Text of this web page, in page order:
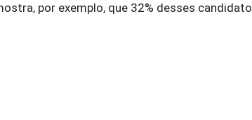
por exemplo, que 32% desses